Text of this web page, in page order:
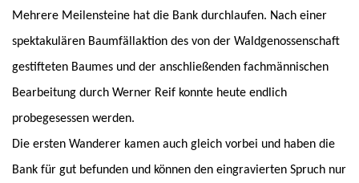
Mehrere Meilensteine hat die Bank durchlaufen. Nach einer
spektakulären Baumfällaktion des von der Waldgenossenschaft
gestifteten Baumes und der anschließenden fachmännischen
Bearbeitung durch Werner Reif konnte heute endlich
probegesessen werden.
Die ersten Wanderer kamen auch gleich vorbei und haben die
Bank für gut befunden und können den eingravierten Spruch nur